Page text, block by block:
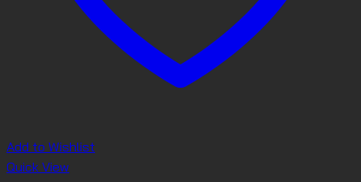
Add to Wishlist
Quick View